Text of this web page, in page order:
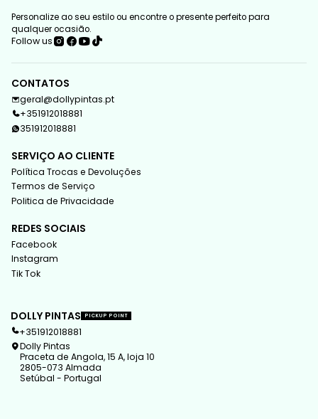
Personalize ao seu estilo ou encontre o presente perfeito para
qualquer ocasião.
Follow us
CONTATOS
geral@dollypintas.pt
+351912018881
351912018881
SERVIÇO AO CLIENTE
Política Trocas e Devoluções
Termos de Serviço
Politica de Privacidade
REDES SOCIAIS
Facebook
Instagram
Tik Tok
DOLLY PINTAS PICKUP POINT
+351912018881
Dolly Pintas
Praceta de Angola, 15 A, loja 10
2805-073 Almada
Setúbal - Portugal